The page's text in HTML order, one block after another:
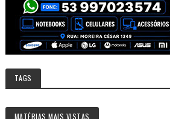
TAGS
MATÉRIAS MAIS VISTAS